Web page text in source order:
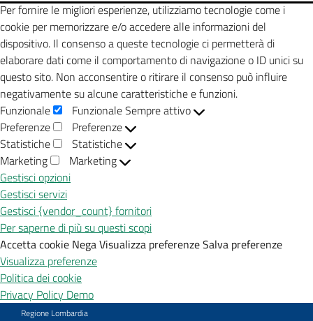
Per fornire le migliori esperienze, utilizziamo tecnologie come i
cookie per memorizzare e/o accedere alle informazioni del
dispositivo. Il consenso a queste tecnologie ci permetterà di
elaborare dati come il comportamento di navigazione o ID unici su
questo sito. Non acconsentire o ritirare il consenso può influire
negativamente su alcune caratteristiche e funzioni.
Funzionale
FunzionaleSempre attivo
Preferenze
Preferenze
Statistiche
Statistiche
Marketing
Marketing
Gestisci opzioni
Gestisci servizi
Gestisci {vendor_count} fornitori
Per saperne di più su questi scopi
Accetta cookie NegaVisualizza preferenzeSalva preferenze
Visualizza preferenze
Politica dei cookie
Privacy Policy Demo
Vai ai contenuti
Vai al footer
Regione Lombardia